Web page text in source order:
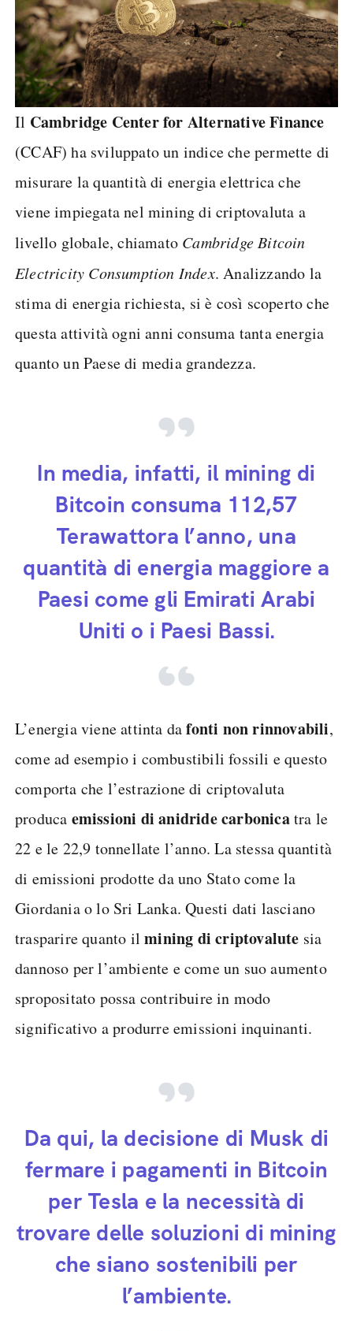
Il Cambridge Center for Alternative Finance
(CCAF) ha sviluppato un indice che permette di
misurare la quantità di energia elettrica che
viene impiegata nel mining di criptovaluta a
livello globale, chiamato Cambridge Bitcoin
Electricity Consumption Index. Analizzando la
stima di energia richiesta, si è così scoperto che
questa attività ogni anni consuma tanta energia
quanto un Paese di media grandezza.
In media, infatti, il mining di
Bitcoin consuma 112,57
Terawattora l’anno, una
quantità di energia maggiore a
Paesi come gli Emirati Arabi
Uniti o i Paesi Bassi.
L’energia viene attinta dafonti non rinnovabili,
come ad esempio i combustibili fossili e questo
comporta che l’estrazione di criptovaluta
produca emissioni di anidride carbonicatra le
22 e le 22,9 tonnellate l’anno. La stessa quantità
di emissioni prodotte da uno Stato come la
Giordania o lo Sri Lanka. Questi dati lasciano
trasparire quanto ilmining di criptovalute sia
dannoso per l’ambiente e come un suo aumento
spropositato possa contribuire in modo
significativo a produrre emissioni inquinanti.
Da qui, la decisione di Musk di
fermare i pagamenti in Bitcoin
per Tesla e la necessità di
trovare delle soluzioni di mining
che siano sostenibili per
l’ambiente.